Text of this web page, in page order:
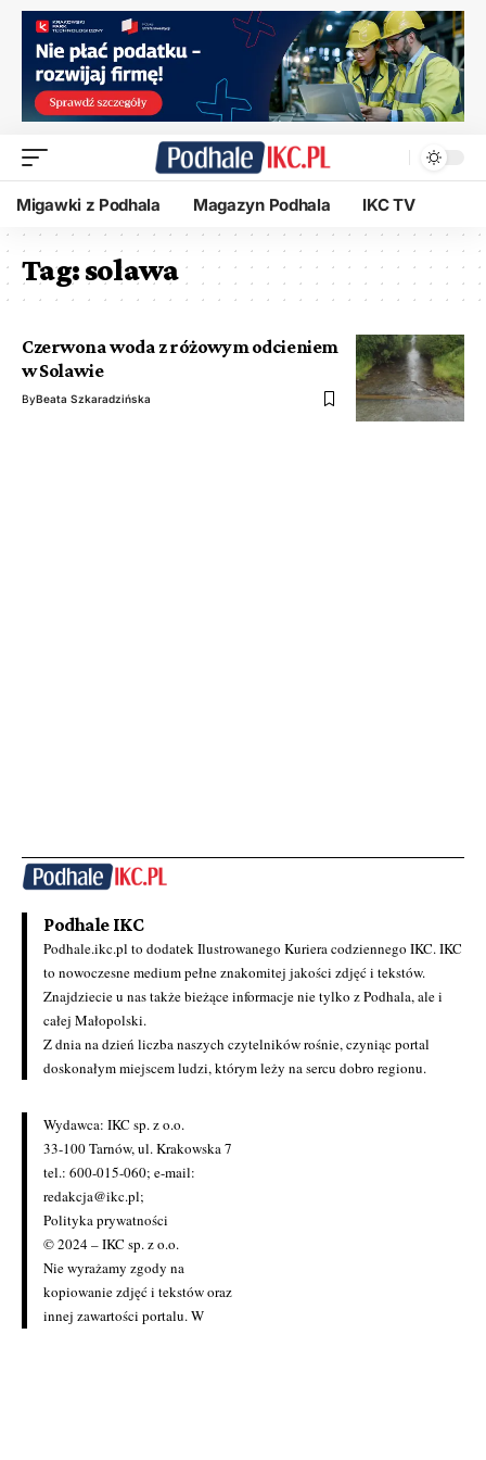
Migawki z Podhala Magazyn Podhala IKC TV
Tag:solawa
Czerwona woda z różowym odcieniem
w Solawie
ByBeata Szkaradzińska
Podhale IKC
Podhale.ikc.pl to dodatek Ilustrowanego Kuriera codziennego IKC. IKC
to nowoczesne medium pełne znakomitej jakości zdjęć i tekstów.
Znajdziecie u nas także bieżące informacje nie tylko z Podhala, ale i
całej Małopolski.
Z dnia na dzień liczba naszych czytelników rośnie, czyniąc portal
doskonałym miejscem ludzi, którym leży na sercu dobro regionu.
Wydawca: IKC sp. z o.o.
33-100 Tarnów, ul. Krakowska 7
tel.: 600-015-060; e-mail:
redakcja@ikc.pl;
Polityka prywatności
© 2024 – IKC sp. z o.o.
Nie wyrażamy zgody na
kopiowanie zdjęć i tekstów oraz
innej zawartości portalu. W